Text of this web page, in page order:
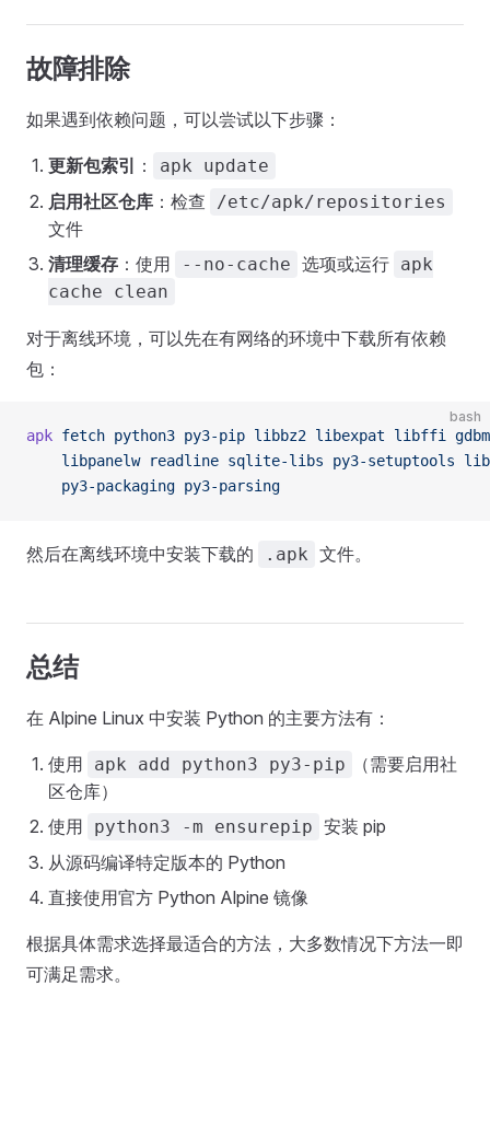
故障排除
如果遇到依赖问题，可以尝试以下步骤：
更新包索引 ： apk update
启用社区仓库 ：检查 /etc/apk/repositories
文件
清理缓存 ：使用 --no-cache 选项或运行 apk
cache clean
对于离线环境，可以先在有网络的环境中下载所有依赖
包：
bash
apk fetch python3 py3-pip libbz2 libexpat libffi
gdbm
    libpanelw
readline sqlite-libs py3-setuptools
    py3-packaging
py3-parsing
然后在离线环境中安装下载的 .apk 文件。
总结
在 Alpine Linux 中安装 Python 的主要方法有：
使用 apk add python3 py3-pip
（需要启用社
区仓库）
使用
python3 -m ensurepip 安装 pip
从源码编译特定版本的 Python
直接使用官方 Python Alpine 镜像
根据具体需求选择最适合的方法，大多数情况下方法一即
可满足需求。